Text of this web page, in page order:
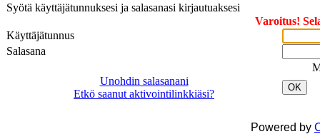
Syötä käyttäjätunnuksesi ja salasanasi kirjautuaksesi
Varoitus!
Käyttäjätunnus
Salasana
Unohdin salasanani
Etkö saanut aktivointilinkkiäsi?
OK
Powered by